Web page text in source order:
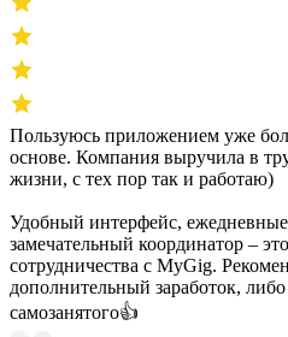
Пользуюсь приложением уже
основе. Компания выручила в
жизни, с тех пор так и работаю)
Удобный интерфейс,
замечательный координатор –
сотрудничества с MyGig.
дополнительный заработок,
самозанятого👍